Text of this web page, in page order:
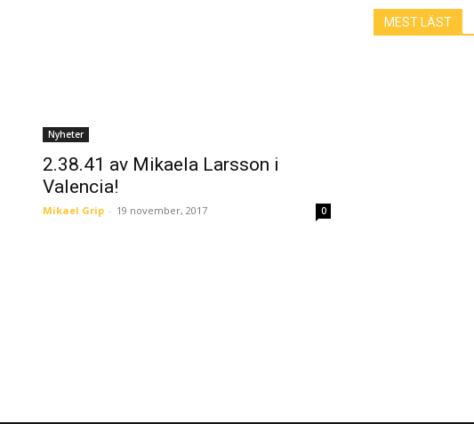
Nyheter
2.38.41 av Mikaela Larsson i
Valencia!
Mikael Grip - 19 november, 2017 0
MEST LÄST